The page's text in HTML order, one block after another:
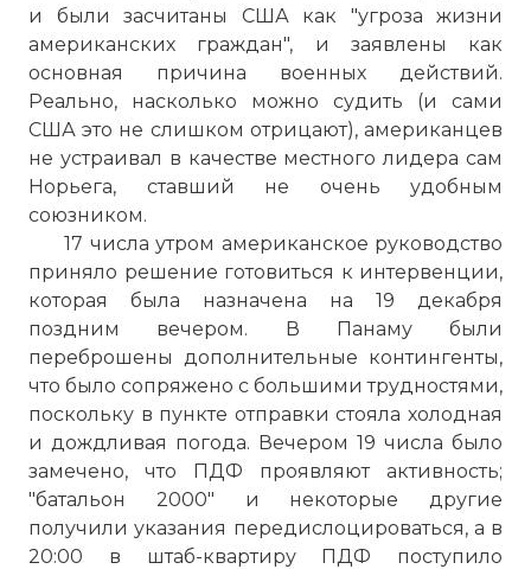
и были засчитаны США как "угроза жизни
американских граждан", и заявлены как
основная причина военных действий.
Реально, насколько можно судить (и сами
США это не слишком отрицают), американцев
не устраивал в качестве местного лидера сам
Норьега, ставший не очень удобным
союзником.
17 числа утром американское руководство
приняло решение готовиться к интервенции,
которая была назначена на 19 декабря
поздним вечером. В Панаму были
переброшены дополнительные контингенты,
что было сопряжено с большими трудностями,
поскольку в пункте отправки стояла холодная
и дождливая погода. Вечером 19 числа было
замечено, что ПДФ проявляют активность;
"батальон 2000" и некоторые другие
получили указания передислоцироваться, а в
20:00 в штаб-квартиру ПДФ поступило